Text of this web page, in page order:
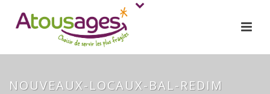
NOUVEAUX-LOCAUX-BAL-REDIM